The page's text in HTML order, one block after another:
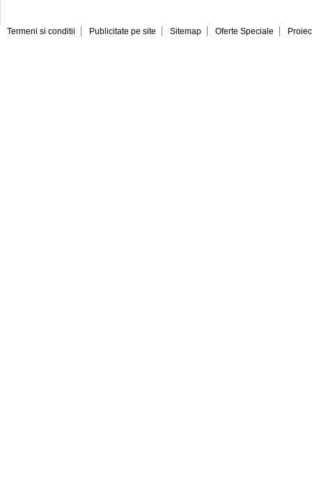
Termeni si conditii Publicitate pe site Sitemap Oferte Speciale